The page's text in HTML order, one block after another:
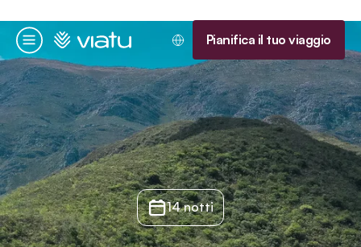
Menu
Homepage Pianifica il tuo viaggio
14 notti